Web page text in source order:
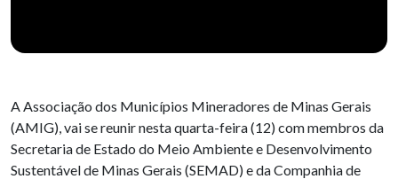
A Associação dos Municípios Mineradores de Minas Gerais
(AMIG), vai se reunir nesta quarta-feira (12) com membros da
Secretaria de Estado do Meio Ambiente e Desenvolvimento
Sustentável de Minas Gerais (SEMAD) e da Companhia de